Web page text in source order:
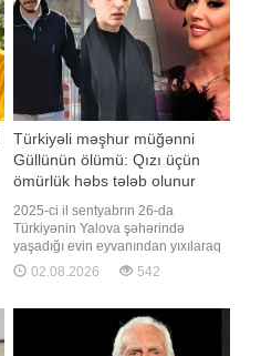
Türkiyəli məşhur müğənni
Güllünün ölümü: Qızı üçün
ömürlük həbs tələb olunur
2025-ci il sentyabrın 26-da
Türkiyənin Yalova şəhərində
yaşadığı evin eyvanından yıxılaraq
həyatını itirən tanınmış müğənni
Güllünün ölümü ilə bağlı aparılan
bu barədə "Haber Global" telekanalı
məlumat yayıb. Bildirilib ki, Yalova
Baş Prokurorluğu tərəfində
02.08.2026 542